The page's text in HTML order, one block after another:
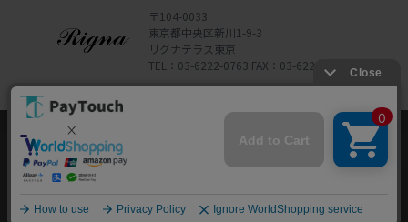
〒104-0033
東京都中央区新川1-9-3
リグナテラス東京
TEL：03-6222-0763 FAX：03-6222-0762
Powered by Watahan Partners Co., Ltd.
当ウェブサイトでは、お客様により良いサービス
をご提供するため、クッキーを利用しています。
サイト利用を継続することにより、クッキーの使
細はこちら」をご覧ください。
同意する